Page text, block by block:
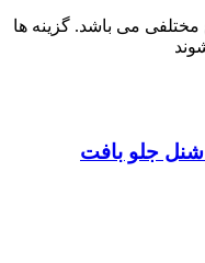
مختلفی می باشد. گزینه ها